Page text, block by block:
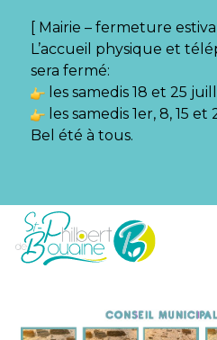
[ Mairie – fermeture
L’accueil physique et
sera fermé:
les samedis 18 et 25
les samedis 1er, 8, 15
Bel été à tous.
Aller
Aller
contenu
Aller
pied